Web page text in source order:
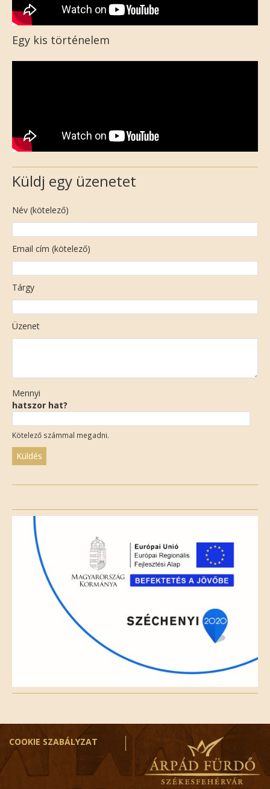
Egy kis történelem
Küldj egy üzenetet
Név (kötelező)
Email cím (kötelező)
Tárgy
Üzenet
Mennyi
hatszor hat?
Kötelező számmal megadni.
field
empty.
COOKIE SZABÁLYZAT